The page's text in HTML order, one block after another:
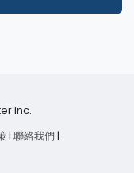
Inc.
| 聯絡我們 |